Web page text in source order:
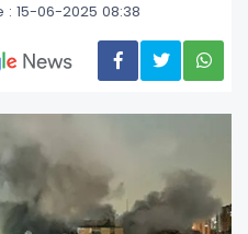
: 15-06-2025 08:38